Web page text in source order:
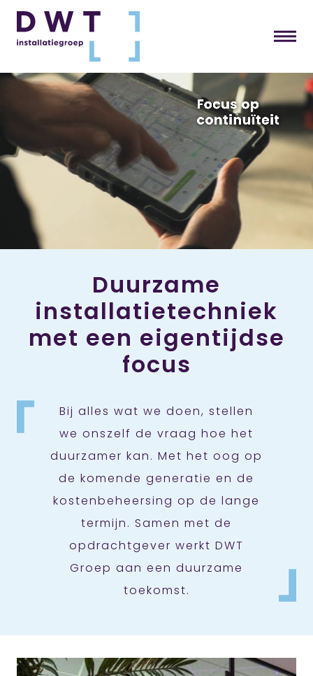
Duurzame
installatietechniek
met een eigentijdse
focus
Bij alles wat we doen, stellen
we onszelf de vraag hoe het
duurzamer kan. Met het oog op
de komende generatie en de
kostenbeheersing op de lange
termijn. Samen met de
opdrachtgever werkt DWT
Groep aan een duurzame
toekomst.